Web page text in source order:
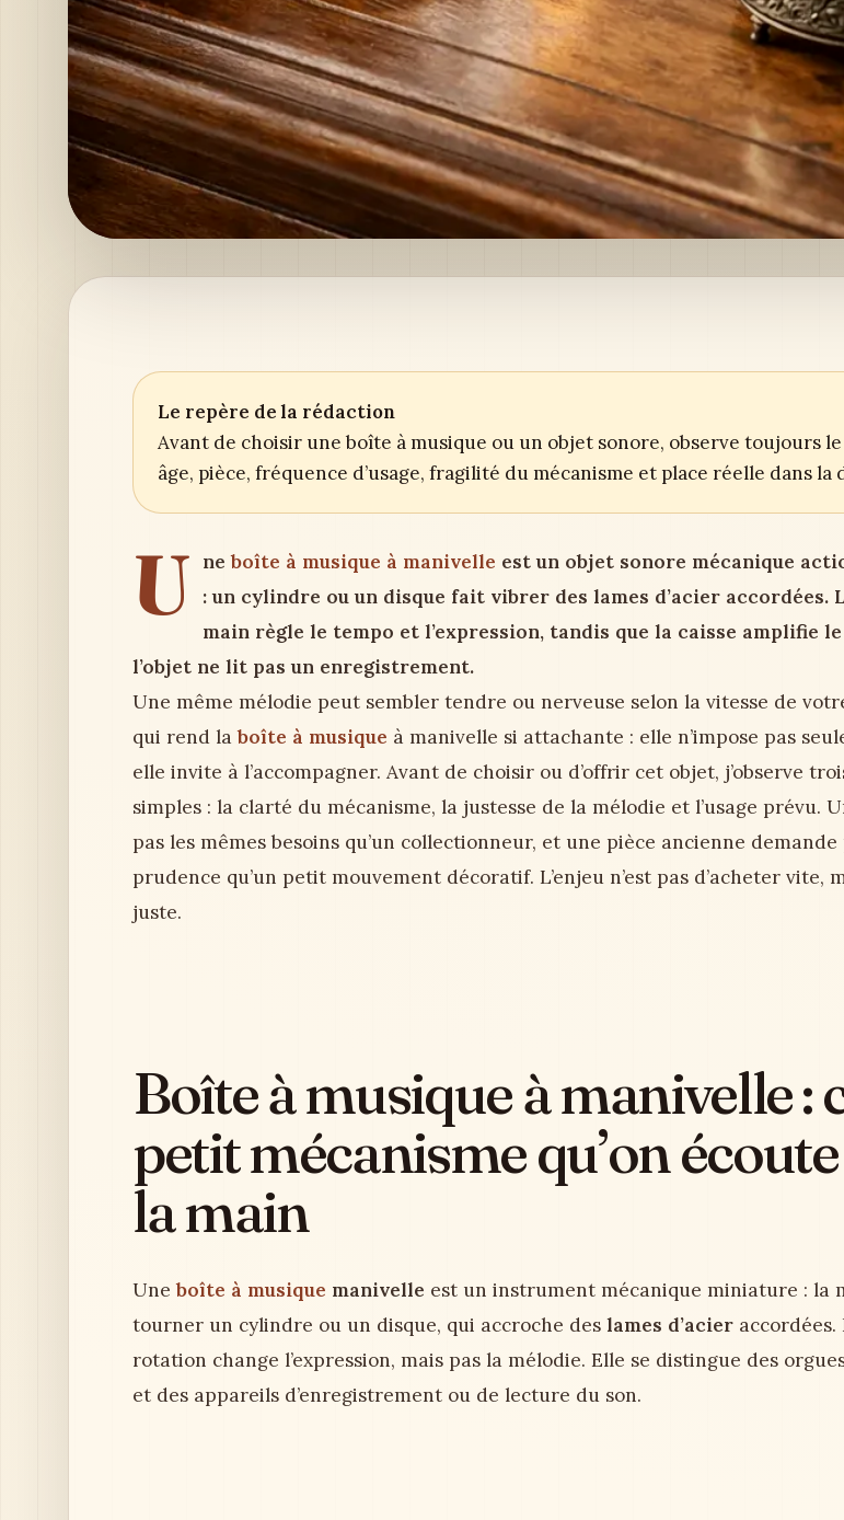
Le repère de la rédaction
Avant de choisir une boîte à musique ou un objet sonore, observe toujours
âge, pièce, fréquence d’usage, fragilité du mécanisme et place réelle dans la
U neboîte à musique à manivelle est un objet sonore mécanique
: un cylindre ou un disque fait vibrer des lames d’acier accordées.
main règle le tempo et l’expression, tandis que la caisse amplifie
l’objet ne lit pas un enregistrement.
Une même mélodie peut sembler tendre ou nerveuse selon la vitesse de
qui rend laboîte à musique à manivelle si attachante : elle n’impose pas
elle invite à l’accompagner. Avant de choisir ou d’offrir cet objet, j’observe
simples : la clarté du mécanisme, la justesse de la mélodie et l’usage prévu.
pas les mêmes besoins qu’un collectionneur, et une pièce ancienne demande
prudence qu’un petit mouvement décoratif. L’enjeu n’est pas d’acheter vite,
juste.
Boîte à musique à manivelle :
petit mécanisme qu’on
la main
Uneboîte à musique manivelle est un instrument mécanique miniature : la
tourner un cylindre ou un disque, qui accroche des lames d’acier accordées.
rotation change l’expression, mais pas la mélodie. Elle se distingue des
et des appareils d’enregistrement ou de lecture du son.